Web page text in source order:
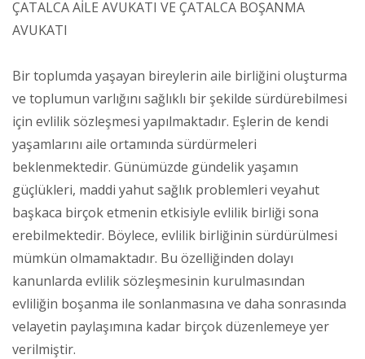
ÇATALCA AİLE AVUKATI VE ÇATALCA BOŞANMA
AVUKATI
Bir toplumda yaşayan bireylerin aile birliğini oluşturma
ve toplumun varlığını sağlıklı bir şekilde sürdürebilmesi
için evlilik sözleşmesi yapılmaktadır. Eşlerin de kendi
yaşamlarını aile ortamında sürdürmeleri
beklenmektedir. Günümüzde gündelik yaşamın
güçlükleri, maddi yahut sağlık problemleri veyahut
başkaca birçok etmenin etkisiyle evlilik birliği sona
erebilmektedir. Böylece, evlilik birliğinin sürdürülmesi
mümkün olmamaktadır. Bu özelliğinden dolayı
kanunlarda evlilik sözleşmesinin kurulmasından
evliliğin boşanma ile sonlanmasına ve daha sonrasında
velayetin paylaşımına kadar birçok düzenlemeye yer
verilmiştir.